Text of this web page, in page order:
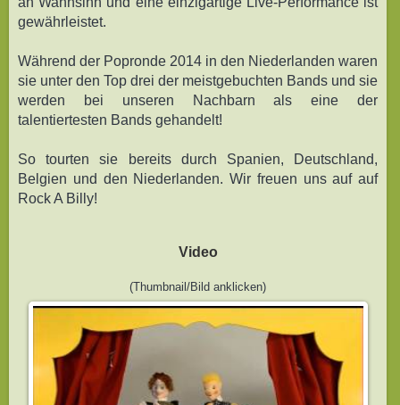
gewährleistet.
Während der Popronde 2014 in den Niederlanden waren
sie unter den Top drei der meistgebuchten Bands und sie
werden bei unseren Nachbarn als eine der
talentiertesten Bands gehandelt!
So tourten sie bereits durch Spanien, Deutschland,
Belgien und den Niederlanden. Wir freuen uns auf auf
Rock A Billy!
Video
(Thumbnail/Bild anklicken)